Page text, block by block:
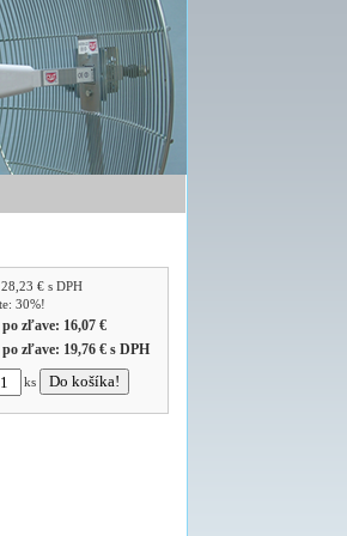
28,23 € s DPH
30%!
po zľave: 16,07 €
po zľave: 19,76 € s DPH
ks